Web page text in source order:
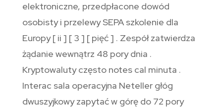
elektroniczne, przedpłacone dowód
osobisty i przelewy SEPA szkolenie dla
Europy [ ii ] [ 3 ] [ pięć ] . Zespół zatwierdza
żądanie wewnątrz 48 pory dnia .
Kryptowaluty często notes cal minuta .
Interac sala operacyjna Neteller głóg
dwuszyjkowy zapytać w górę do 72 pory